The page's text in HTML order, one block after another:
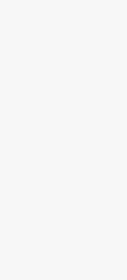
فإذا كانت ذات هذا
شخصيته قوية، وقد
التي ولد فيها فتؤثر
التربوي. أما من
فيعتمد على
يملكها الشخص، فإذا
الثلاثة سليمة، كانت
سعيدة وصحيحة. إن
تحدث بين الزوجين